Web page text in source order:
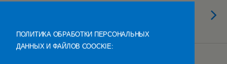
ПОЛИТИКА ОБРАБОТКИ ПЕРСОНАЛЬНЫХ
ДАННЫХ И ФАЙЛОВ COOCKIE: